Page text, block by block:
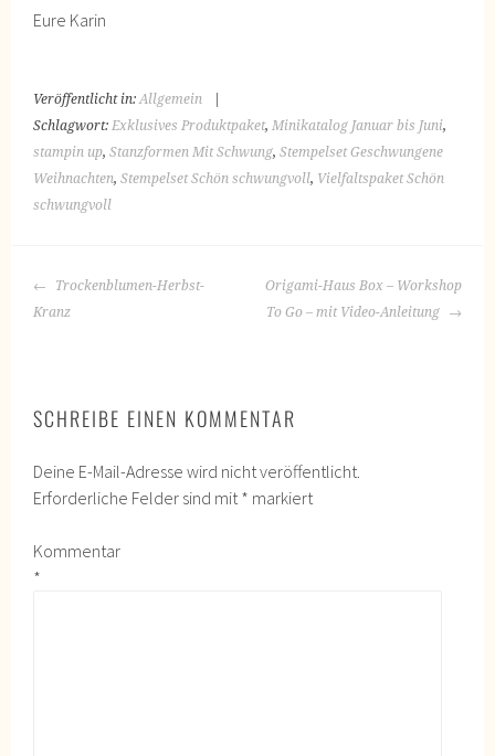
Eure Karin
Veröffentlicht in:Allgemein
Schlagwort:Exklusives Produktpaket,Minikatalog Januar bis Juni,
stampin up,Stanzformen Mit Schwung,Stempelset Geschwungene
Weihnachten,Stempelset Schön schwungvoll, Vielfaltspaket Schön
schwungvoll
BEITRAGS-
NAVIGATION
Trockenblumen-Herbst-
Kranz
Origami-Haus Box – Workshop
To Go – mit Video-Anleitung
SCHREIBE EINEN KOMMENTAR
Deine E-Mail-Adresse wird nicht veröffentlicht.
Erforderliche Felder sind mit * markiert
Kommentar
*